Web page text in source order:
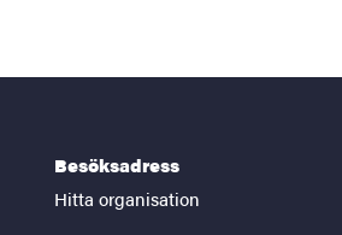
Besöksadress
Hitta organisation